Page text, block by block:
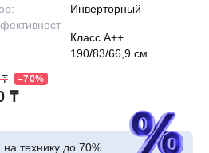
Инверторный
Класс A++
190/83/66,9 см
₸
–70%
на технику до 70%